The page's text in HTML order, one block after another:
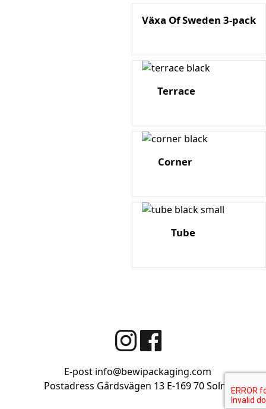
Växa Of Sweden 3-pack
Terrace
Corner
Tube
E-post info@bewipackaging.com
Postadress Gårdsvägen 13 E-169 70 Solna